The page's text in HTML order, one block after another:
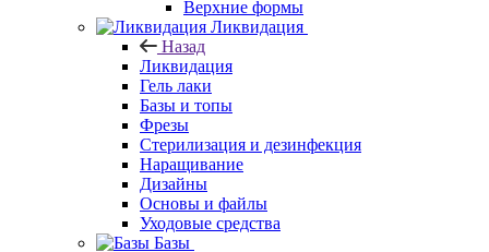
Верхние формы
Ликвидация
Назад
Ликвидация
Гель лаки
Базы и топы
Фрезы
Стерилизация и дезинфекция
Наращивание
Дизайны
Основы и файлы
Уходовые средства
Базы